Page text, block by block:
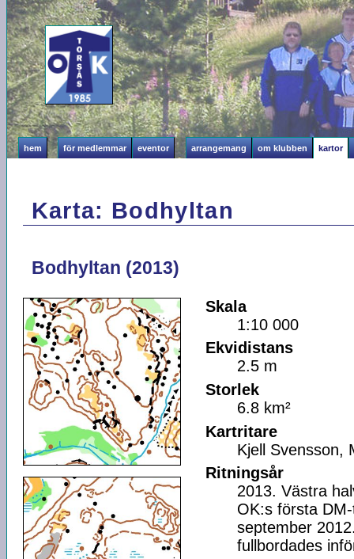
hem för medlemmar eventor arrangemang om klubben kartor
Karta: Bodhyltan
Bodhyltan (2013)
Skala
1:10 000
Ekvidistans
2.5 m
Storlek
6.8 km²
Kartritare
Kjell Svensson,
Ritningsår
2013. Västra
OK:s första
september
fullbordades